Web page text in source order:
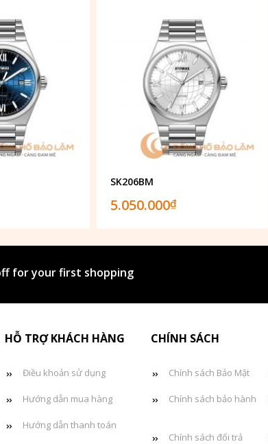
SK206BM
5.050.000₫
for your first shopping
HỖ TRỢ KHÁCH HÀNG
Điều khoản sử dụng
Hướng dẫn mua hàng
Hướng dẫn thanh toán
CHÍNH SÁCH
Chính sách Bảo Mật
Chính sách bảo hành
Chính sách đổi trả